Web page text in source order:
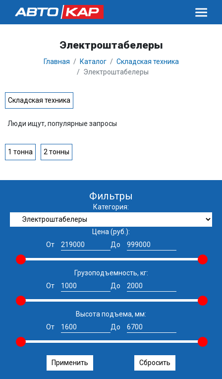
Электроштабелеры
Главная Каталог
Складская техника
Электроштабелеры
Складская техника
Люди ищут, популярные запросы
1 тонна 2 тонны
Фильтры
Категория:
Цена (руб.):
От
До
Грузоподъемность, кг:
От
До
Высота подъема, мм:
От
До
Применить Сбросить